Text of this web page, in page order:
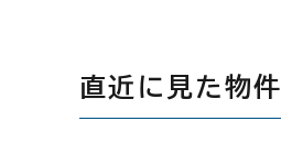
直近に見た物件